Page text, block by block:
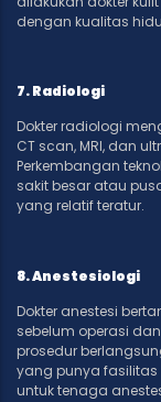
dengan kualitas
7. Radiologi
Dokter radiologi
CT scan, MRI, dan
Perkembangan
sakit besar atau
yang relatif teratur.
8. Anestesiologi
Dokter anestesi
sebelum operasi
prosedur
yang punya
untuk tenaga